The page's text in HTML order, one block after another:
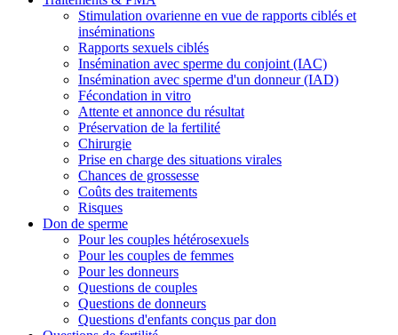
Stimulation ovarienne en vue de rapports ciblés et
inséminations
Rapports sexuels ciblés
Insémination avec sperme du conjoint (IAC)
Insémination avec sperme d'un donneur (IAD)
Fécondation in vitro
Attente et annonce du résultat
Préservation de la fertilité
Chirurgie
Prise en charge des situations virales
Chances de grossesse
Coûts des traitements
Risques
Don de sperme
Pour les couples hétérosexuels
Pour les couples de femmes
Pour les donneurs
Questions de couples
Questions de donneurs
Questions d'enfants conçus par don